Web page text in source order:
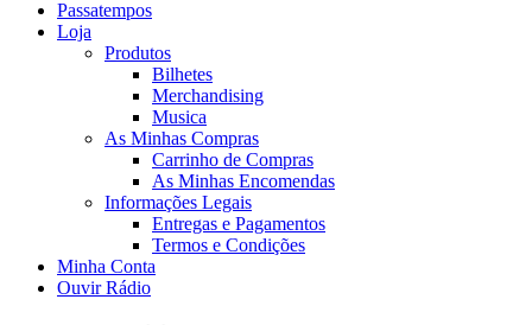
Passatempos
Loja
Produtos
Bilhetes
Merchandising
Musica
As Minhas Compras
Carrinho de Compras
As Minhas Encomendas
Informações Legais
Entregas e Pagamentos
Termos e Condições
Minha Conta
Ouvir Rádio